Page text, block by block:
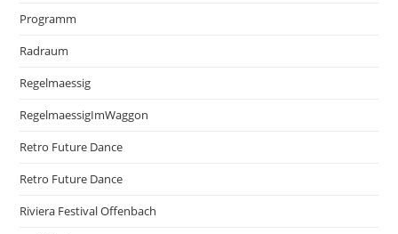
Programm
Radraum
Regelmaessig
RegelmaessigImWaggon
Retro Future Dance
Retro Future Dance
Riviera Festival Offenbach